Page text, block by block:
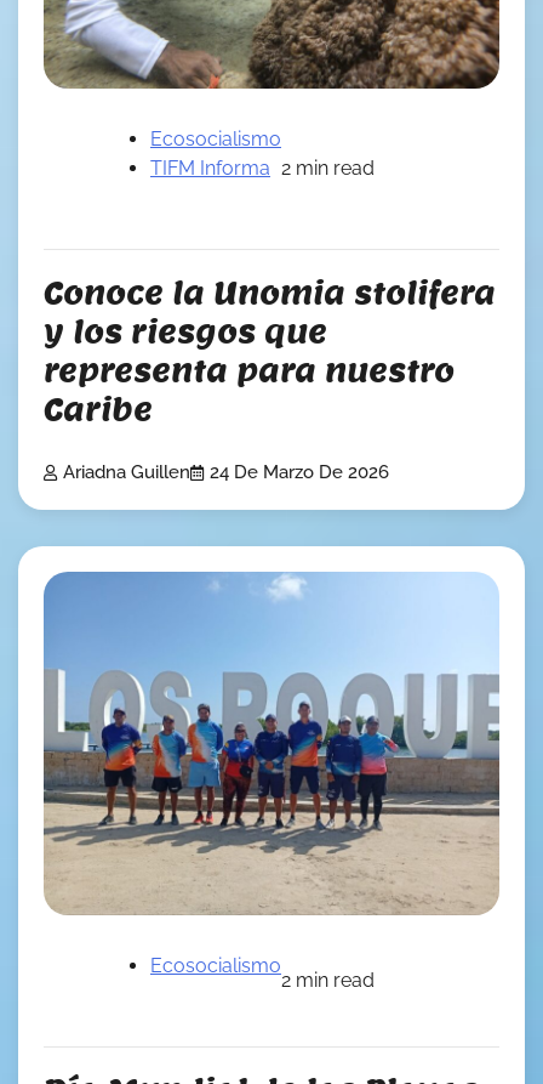
Ecosocialismo
TIFM Informa 2 min read
Conoce la Unomia stolifera
y los riesgos que
representa para nuestro
Caribe
Ariadna Guillen 24 De Marzo De 2026
Ecosocialismo
2 min read